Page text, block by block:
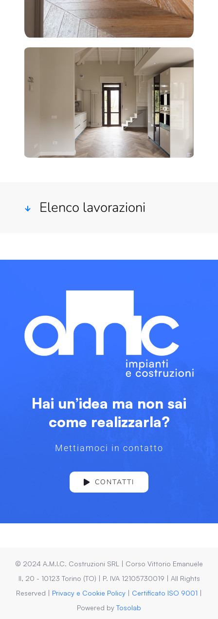
Elenco lavorazioni
Hai un’idea ma non sai
come realizzarla?
Mettiamoci in contatto
CONTATTI
© 2024 A.M.I.C. Costruzioni SRL | Corso Vittorio Emanuele
II, 20 - 10123 Torino (TO) | P. IVA 12105730019 | All Rights
Reserved | Privacy e Cookie Policy | Certificato ISO 9001 |
Powered by Tosolab